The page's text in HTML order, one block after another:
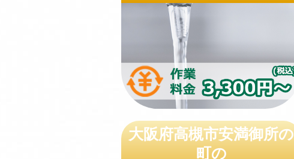
大阪府高槻市安満御所の
町の